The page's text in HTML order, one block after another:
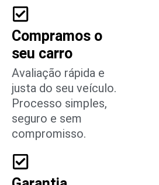
Compramos o
seu carro
Avaliação rápida e
justa do seu veículo.
Processo simples,
seguro e sem
compromisso.